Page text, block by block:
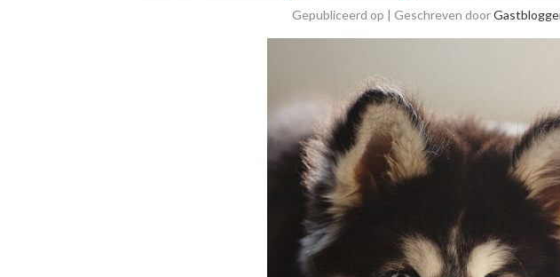
Gepubliceerd op | Geschreven door